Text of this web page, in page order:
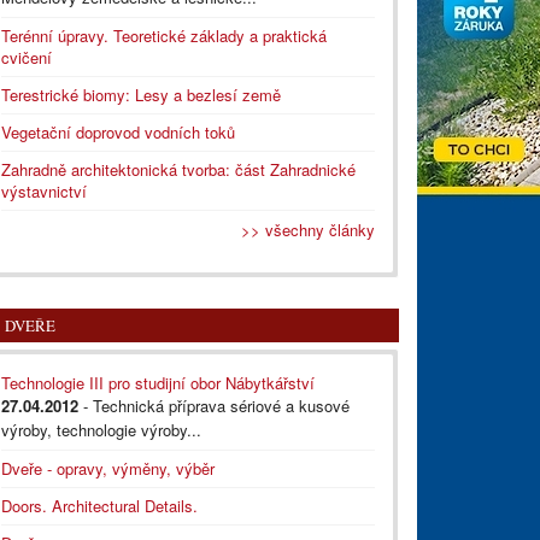
Terénní úpravy. Teoretické základy a praktická
cvičení
Terestrické biomy: Lesy a bezlesí země
Vegetační doprovod vodních toků
Zahradně architektonická tvorba: část Zahradnické
výstavnictví
>> všechny články
DVEŘE
Technologie III pro studijní obor Nábytkářství
27.04.2012 - Technická příprava sériové a kusové
výroby, technologie výroby...
Dveře - opravy, výměny, výběr
Doors. Architectural Details.